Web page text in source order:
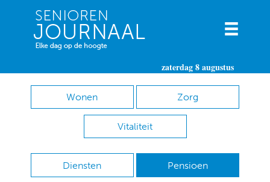
zaterdag 8 augustus
Wonen Zorg
Vitaliteit
Diensten Pensioen